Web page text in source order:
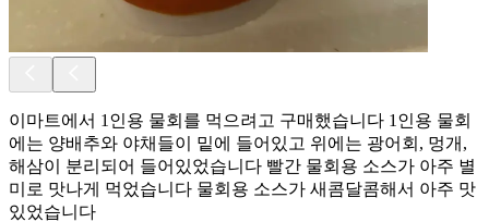
이마트에서 1인용 물회를 먹으려고 구매했습니다 1인용 물회
에는 양배추와 야채들이 밑에 들어있고 위에는 광어회, 멍개,
해삼이 분리되어 들어있었습니다 빨간 물회용 소스가 아주 별
미로 맛나게 먹었습니다 물회용 소스가 새콤달콤해서 아주 맛
있었습니다